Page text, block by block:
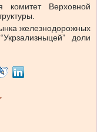
комитет Верховной
железнодорожных
доли